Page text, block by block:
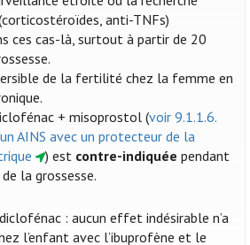
anti-TNFs)
ces cas-là, surtout à partir de 20
de la fertilité chez la femme en
+ misoprostol (voir 9.1.1.6.
AINS avec un protecteur de la
) est contre-indiquée pendant
la grossesse.
: aucun effet indésirable n’a
l’enfant avec l’ibuprofène et le